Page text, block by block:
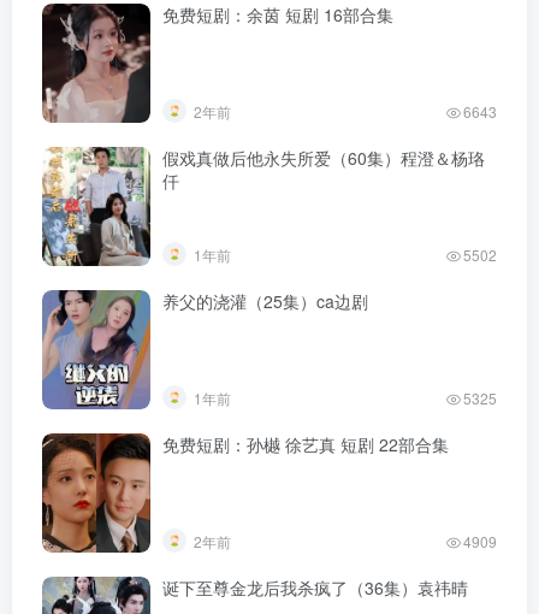
免费短剧：余茵 短剧 16部合集
2年前 6643
假戏真做后他永失所爱（60集）程澄＆杨珞
仟
1年前 5502
养父的浇灌（25集）ca边剧
1年前 5325
免费短剧：孙樾 徐艺真 短剧 22部合集
2年前 4909
诞下至尊金龙后我杀疯了（36集）袁祎晴